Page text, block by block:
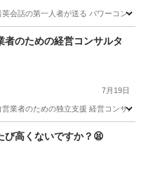
会話の第一人者が送る パワーコン
ーチング
のための経営コンサルタ
7月19日
業者のための独立支援 経営コンサ
オンライン
び高くないですか？😫